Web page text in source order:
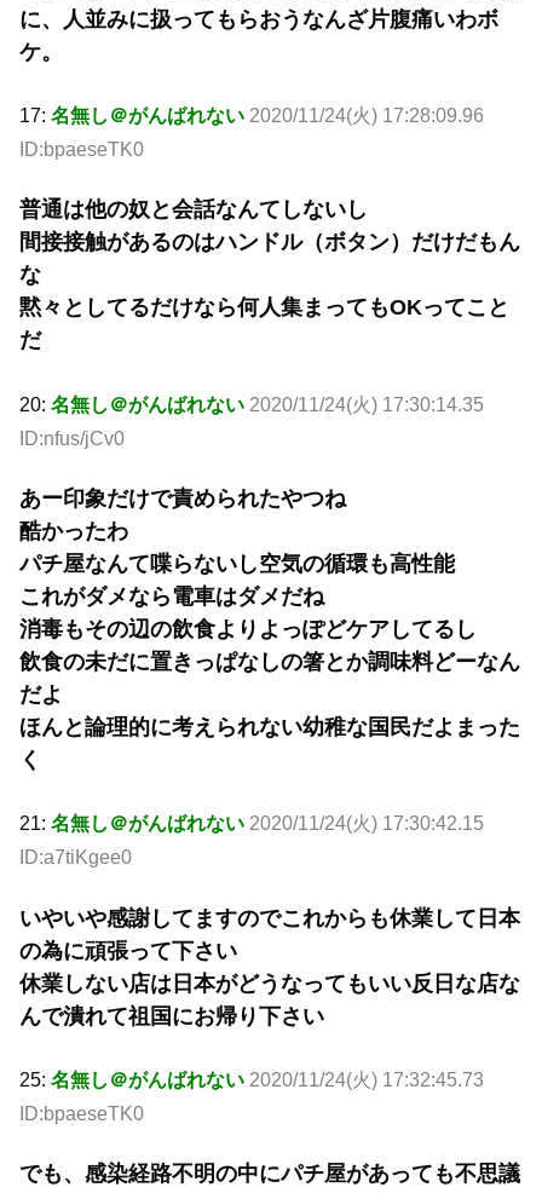
に、人並みに扱ってもらおうなんざ片腹痛いわボ
ケ。
17: 名無し＠がんばれない 2020/11/24(火) 17:28:09.96
ID:bpaeseTK0
普通は他の奴と会話なんてしないし
間接接触があるのはハンドル（ボタン）だけだもん
な
黙々としてるだけなら何人集まってもOKってこと
だ
20: 名無し＠がんばれない 2020/11/24(火) 17:30:14.35
ID:nfus/jCv0
あー印象だけで責められたやつね
酷かったわ
パチ屋なんて喋らないし空気の循環も高性能
これがダメなら電車はダメだね
消毒もその辺の飲食よりよっぽどケアしてるし
飲食の未だに置きっぱなしの箸とか調味料どーなん
だよ
ほんと論理的に考えられない幼稚な国民だよまった
く
21: 名無し＠がんばれない 2020/11/24(火) 17:30:42.15
ID:a7tiKgee0
いやいや感謝してますのでこれからも休業して日本
の為に頑張って下さい
休業しない店は日本がどうなってもいい反日な店な
んで潰れて祖国にお帰り下さい
25: 名無し＠がんばれない 2020/11/24(火) 17:32:45.73
ID:bpaeseTK0
でも、感染経路不明の中にパチ屋があっても不思議